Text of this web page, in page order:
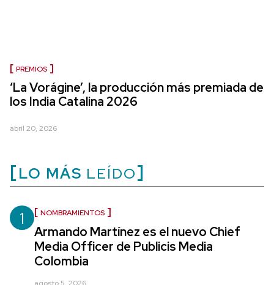
PREMIOS
‘La Vorágine’, la producción más premiada de
los India Catalina 2026
abril 20, 2026
LO MÁS LEÍDO
1 NOMBRAMIENTOS
Armando Martínez es el nuevo Chief
Media Officer de Publicis Media
Colombia